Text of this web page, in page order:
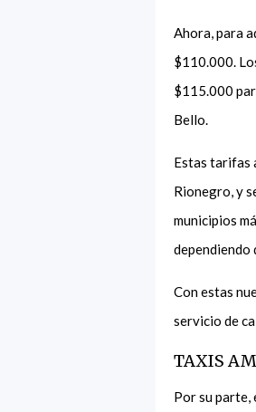
Ahora, para
$110.000.
$115.000
Bello.
Estas tarifas
Rionegro, y
municipios
dependiendo
Con estas
servicio de
TAXIS
Por su